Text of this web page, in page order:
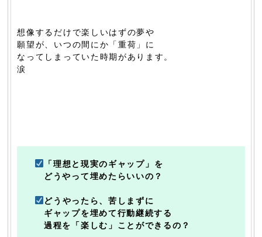
想像するだけで楽しいはずの夢や
願望が、いつの間にか「重荷」に
なってしまっていた時期があります。
涙
「理想と現実のギャップ」を
どうやって埋めたらいいの？
どうやったら、苦しまずに
ギャップを埋めて行動継続する
過程を「楽しむ」ことができるの？